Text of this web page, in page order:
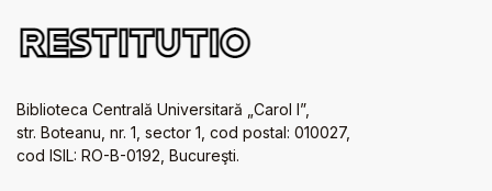
Biblioteca Centrală Universitară „Carol I”,
str. Boteanu, nr. 1, sector 1, cod postal: 010027,
cod ISIL: RO-B-0192, Bucureşti.